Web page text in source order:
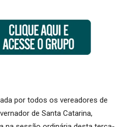
por todos os vereadores de
de Santa Catarina,